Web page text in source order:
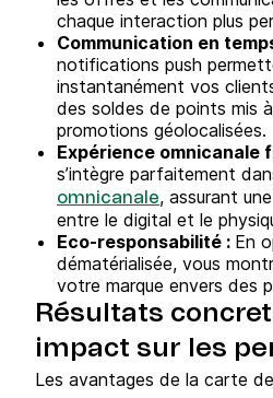
chaque interaction plus
Communication en
notifications push
instantanément vos
des soldes de points mis
promotions géolocalisées.
Expérience omnicanale
s’intègre parfaitement
omnicanale, assurant
entre le digital et le
Eco-responsabilité : En
dématérialisée, vous
votre marque envers des
Résultats
impact sur les
Les avantages de la carte